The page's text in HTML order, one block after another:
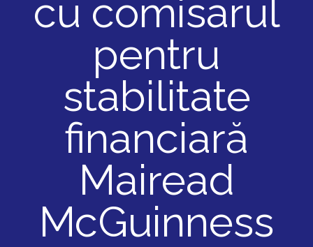
cu comisarul
pentru
stabilitate
financiară
Mairead
McGuinness